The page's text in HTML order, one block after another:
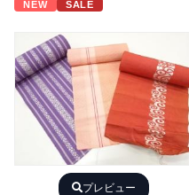
NEW SALE
プレビュー